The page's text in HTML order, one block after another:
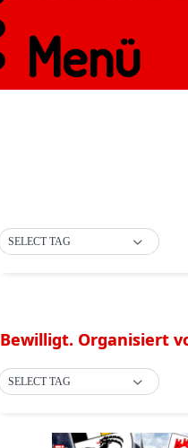
SELECT TAG
Bewilligt. Organisiert
SELECT TAG
Menü